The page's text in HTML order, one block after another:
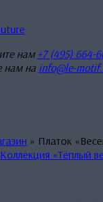
нам +7 (495) 664-
нам на info@le-
» Платок
Коллекция «Тёплый